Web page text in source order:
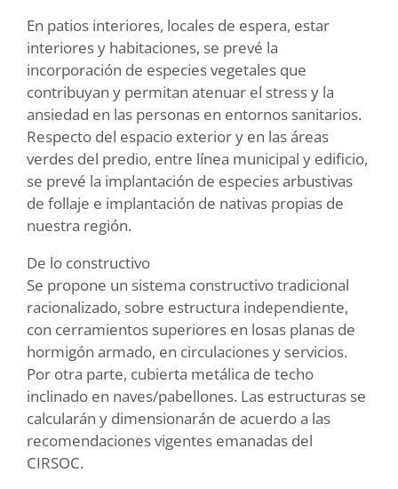
En patios interiores, locales de espera, estar
interiores y habitaciones, se prevé la
incorporación de especies vegetales que
contribuyan y permitan atenuar el stress y la
ansiedad en las personas en entornos sanitarios.
Respecto del espacio exterior y en las áreas
verdes del predio, entre línea municipal y edificio,
se prevé la implantación de especies arbustivas
de follaje e implantación de nativas propias de
nuestra región.
De lo constructivo
Se propone un sistema constructivo tradicional
racionalizado, sobre estructura independiente,
con cerramientos superiores en losas planas de
hormigón armado, en circulaciones y servicios.
Por otra parte, cubierta metálica de techo
inclinado en naves/pabellones. Las estructuras se
calcularán y dimensionarán de acuerdo a las
recomendaciones vigentes emanadas del
CIRSOC.